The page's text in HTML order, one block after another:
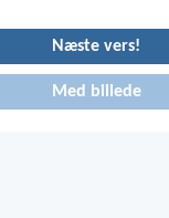
Næste vers!
Med billede